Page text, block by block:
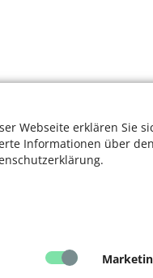
Webseite erklären Sie
Informationen über